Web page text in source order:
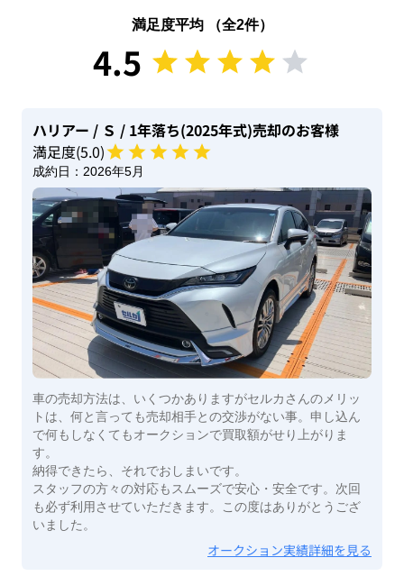
満足度平均 （全2件）
4.5
ハリアー / Ｓ / 1年落ち(2025年式)売却のお客様
満足度(5.0)
成約日： 2026年5月
車の売却方法は、いくつかありますがセルカさんのメリッ
トは、何と言っても売却相手との交渉がない事。申し込ん
で何もしなくてもオークションで買取額がせり上がりま
す。
納得できたら、それでおしまいです。
スタッフの方々の対応もスムーズで安心・安全です。次回
も必ず利用させていただきます。この度はありがとうござ
いました。
オークション実績詳細を見る